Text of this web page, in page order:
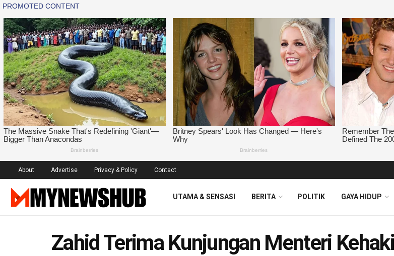
About Advertise Privacy & Policy Contact
UTAMA & SENSASI BERITA POLITIK GAYA HIDUP
Zahid Terima Kunjungan Menteri